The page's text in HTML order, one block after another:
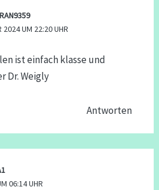
2024 UM 22:20 UHR
ist einfach klasse und
Dr. Weigly
Antworten
06:14 UHR